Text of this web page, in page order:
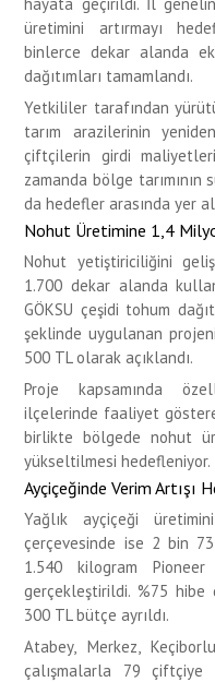
üretimini artırmayı
binlerce dekar alanda
dağıtımları tamamlandı.
Yetkililer tarafından
tarım arazilerinin
çiftçilerin girdi
zamanda bölge
da hedefler arasında yer
Nohut Üretimine 1,4
Nohut yetiştiriciliğini
1.700 dekar alanda
GÖKSU çeşidi tohum
şeklinde uygulanan
500 TL olarak açıklandı.
Proje kapsamında
ilçelerinde faaliyet
birlikte bölgede nohut
yükseltilmesi hedefleniyor.
Ayçiçeğinde Verim Artışı
Yağlık ayçiçeği
çerçevesinde ise 2 bin
1.540 kilogram
gerçekleştirildi. %75
300 TL bütçe ayrıldı.
Atabey, Merkez,
çalışmalarla 79 çiftçiye